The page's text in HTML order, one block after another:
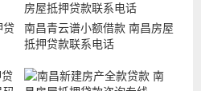
贷
南昌青云谱小额借款 南昌房屋
抵押贷款联系电话